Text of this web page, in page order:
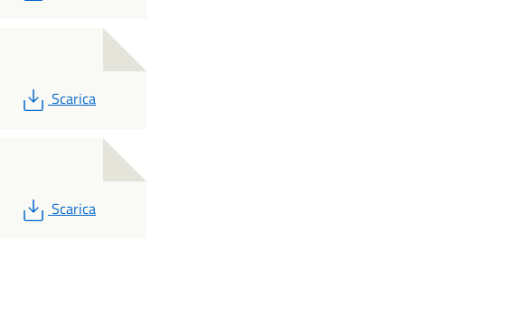
PDF
Scarica
PDF
Scarica